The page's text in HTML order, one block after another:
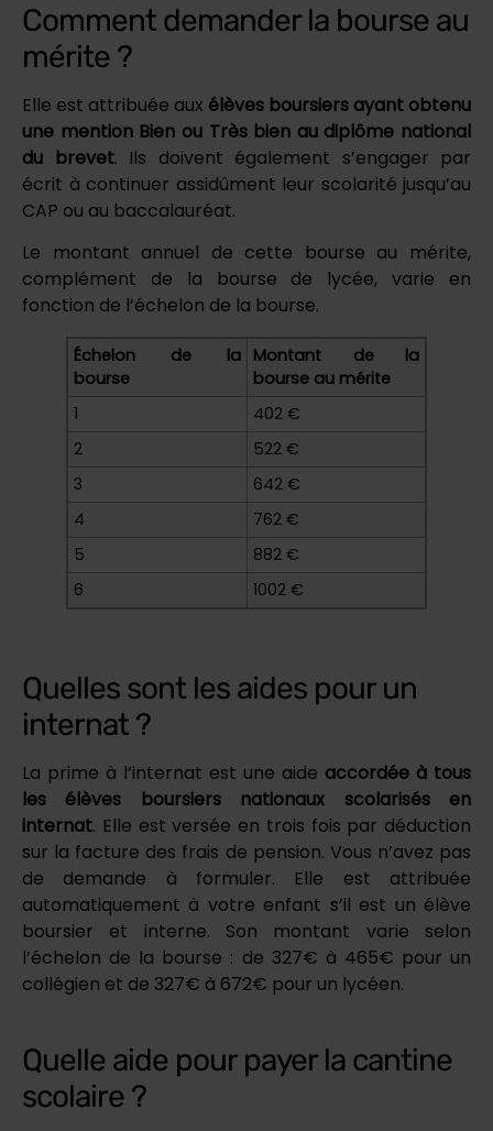
Comment demander la bourse au
mérite ?
Elle est attribuée aux élèves boursiers ayant obtenu
une mention Bien ou Très bien au diplôme national
du brevet. Ils doivent également s’engager par
écrit à continuer assidûment leur scolarité jusqu’au
CAP ou au baccalauréat.
Le montant annuel de cette bourse au mérite,
complément de la bourse de lycée, varie en
fonction de l’échelon de la bourse.
Échelon de la
bourse
Montant de la
bourse au mérite
1
402 €
2
522 €
3
642 €
4
762 €
5
882 €
6
1002 €
Quelles sont les aides pour un
internat ?
La prime à l’internat est une aide accordée à tous
les élèves boursiers nationaux scolarisés en
internat. Elle est versée en trois fois par déduction
sur la facture des frais de pension. Vous n’avez pas
de demande à formuler. Elle est attribuée
automatiquement à votre enfant s’il est un élève
boursier et interne. Son montant varie selon
l’échelon de la bourse : de 327€ à 465€ pour un
collégien et de 327€ à 672€ pour un lycéen.
Quelle aide pour payer la cantine
scolaire ?